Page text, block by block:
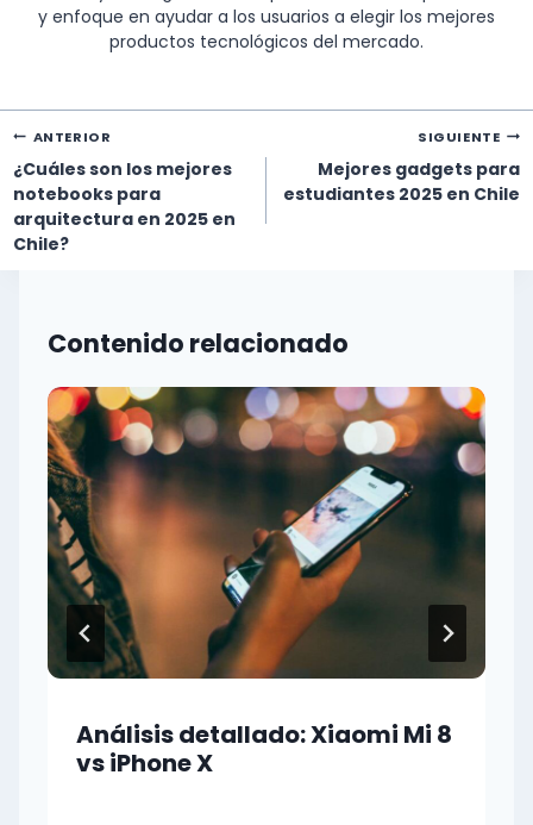
y enfoque en ayudar a los usuarios a elegir los mejores
productos tecnológicos del mercado.
Navegación
de
entradas
ANTERIOR
¿Cuáles son los mejores
notebooks para
arquitectura en 2025 en
Chile?
SIGUIENTE
Mejores gadgets para
estudiantes 2025 en Chile
Contenido relacionado
Análisis detallado: Xiaomi Mi 8
vs iPhone X